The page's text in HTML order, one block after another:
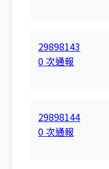
29898143
0 次通報
29898144
0 次通報